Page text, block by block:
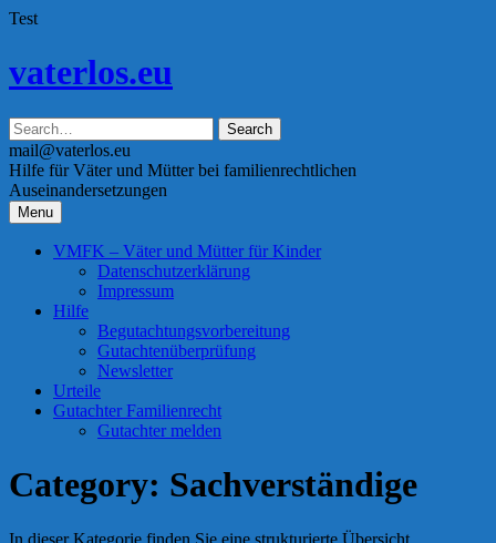
Test
to
vaterlos.eu
mail@vaterlos.eu
Hilfe für Väter und Mütter bei familienrechtlichen
Auseinandersetzungen
Menu
VMFK – Väter und Mütter für Kinder
Datenschutzerklärung
Impressum
Hilfe
Begutachtungsvorbereitung
Gutachtenüberprüfung
Newsletter
Urteile
Gutachter Familienrecht
Gutachter melden
Category: Sachverständige
In dieser Kategorie finden Sie eine strukturierte Übersicht